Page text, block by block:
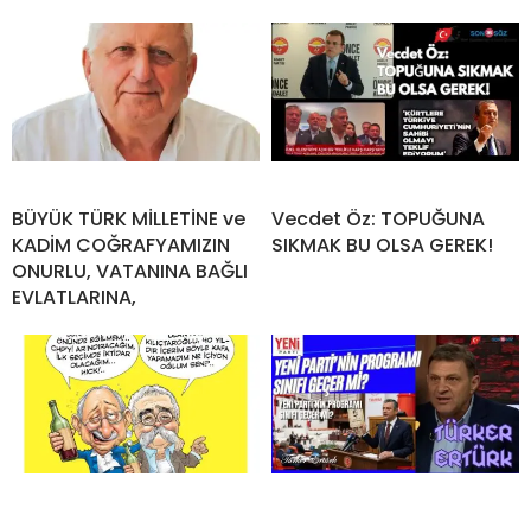
BÜYÜK TÜRK MİLLETİNE ve
KADİM COĞRAFYAMIZIN
ONURLU, VATANINA BAĞLI
EVLATLARINA,
Vecdet Öz: TOPUĞUNA
SIKMAK BU OLSA GEREK!